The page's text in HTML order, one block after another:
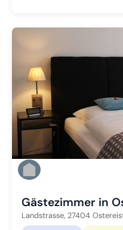
Gästezimmer in
Landstrasse, 27404